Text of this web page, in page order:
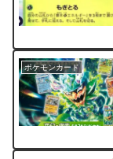
ポケモンカード